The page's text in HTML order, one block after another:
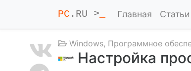
PC .RU > Главная Статьи
Windows, Программное
Настройка